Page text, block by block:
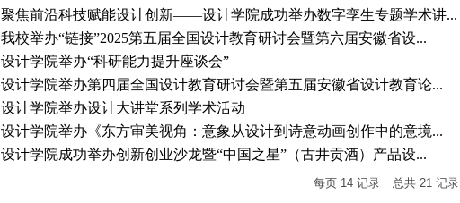
聚焦前沿科技赋能设计创新——设计学院成功举办数字孪生专题学术讲...
我校举办“链接”2025第五届全国设计教育研讨会暨第六届安徽省设...
设计学院举办“科研能力提升座谈会”
设计学院举办第四届全国设计教育研讨会暨第五届安徽省设计教育论...
设计学院举办设计大讲堂系列学术活动
设计学院举办《东方审美视角：意象从设计到诗意动画创作中的意境...
设计学院成功举办创新创业沙龙暨“中国之星”（古井贡酒）产品设...
每页 14 记录 总共 21 记录